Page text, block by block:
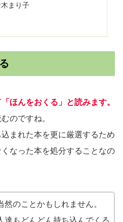
まり子
ほんをおくる」と読みます。
のですね。
まれた本を更に厳選するため
なった本を処分することなの
然のことかもしれません。